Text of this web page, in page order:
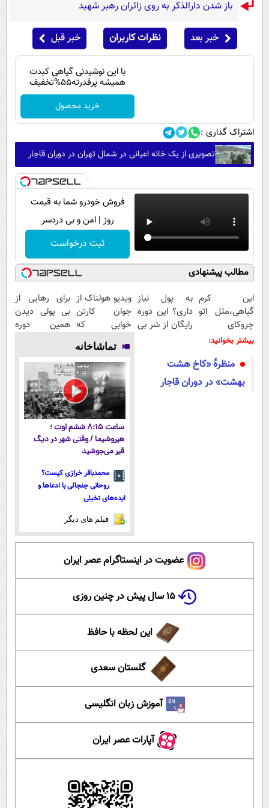
باز شدن دارالذکر به روی زائران رهبر شهید
خبر بعد نظرات کاربران خبر قبل
با این نوشیدنی گیاهی کبدت
همیشه پرقدرته55%تخفیف
خرید محصول
اشتراک گذاری :
تصویری از یک خانه اعیانی در شمال تهران در دوران قاجار
فروش خودرو شما به قیمت
روز | امن و بی دردسر
ثبت درخواست
مطالب پیشنهادی
این کرم
گیاهی،مثل اتو
چروکای
پوستتوصاف
به پول نیاز
داری؟ این دوره
رایگان از شر بی
ویدیو هولناک از
جوان کارتن
خوابی که
میلیاردر شد.
آموزش رایگان
برای رهایی از
بی پولی دیدن
همین دوره
کن)
بیشتر بخوانید:
منظرۀ «کاخ هشت
بهشت» در دوران قاجار
تماشاخانه
ساعت ۸:۱۵ ششم اوت ؛
هیروشیما / وقتی شهر در دیگ
قیر می‌جوشید
محمدباقر خرازی کیست؟
روحانی جنجالی با ادعاها و
ایده‌های تخیلی
فیلم های دیگر
عضویت در اینستاگرام عصر ایران
۱۵ سال پیش در چنین روزی
این لحظه با حافظ
گلستان سعدی
آموزش زبان انگلیسی
آپارات عصر ایران